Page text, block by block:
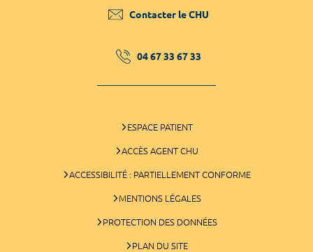
Contacter le CHU
04 67 33 67 33
ESPACE PATIENT
ACCÈS AGENT CHU
ACCESSIBILITÉ : PARTIELLEMENT CONFORME
MENTIONS LÉGALES
PROTECTION DES DONNÉES
PLAN DU SITE